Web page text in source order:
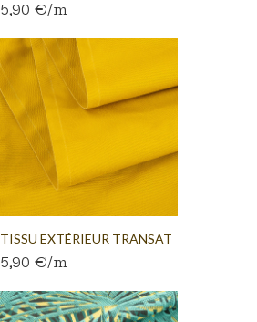
TRANSAT...
5,90 €/m
TISSU EXTÉRIEUR TRANSAT
MIEL
5,90 €/m